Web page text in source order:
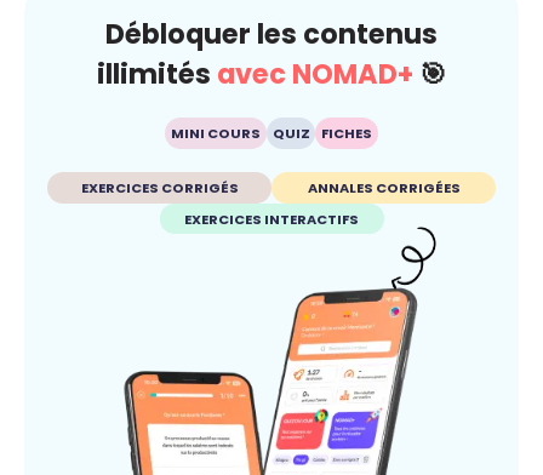
Débloquer les contenus
illimités avec NOMAD+ 🎯
MINI COURS QUIZ FICHES
EXERCICES CORRIGÉS
ANNALES CORRIGÉES
EXERCICES INTERACTIFS